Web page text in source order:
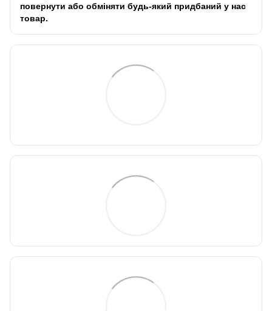
повернути або обміняти будь-який придбаний у нас
товар.